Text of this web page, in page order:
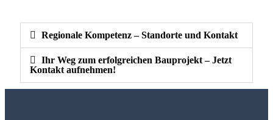
Regionale Kompetenz – Standorte und Kontakt
Ihr Weg zum erfolgreichen Bauprojekt – Jetzt
Kontakt aufnehmen!